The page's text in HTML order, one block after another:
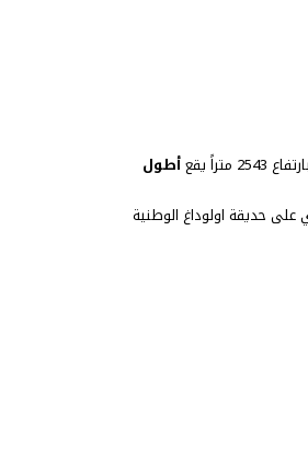
يقع أطول
حديقة اولوداغ الوطنية